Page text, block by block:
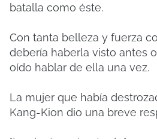
batalla como éste.
Con tanta belleza y fuerza
debería haberla visto antes
oído hablar de ella una vez.
La mujer que había
Kang-Kion dio una breve